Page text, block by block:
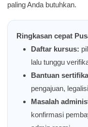
paling Anda butuhkan.
Ringkasan cepat
Daftar kursus:
lalu tunggu
Bantuan
pengajuan,
Masalah
konfirmasi